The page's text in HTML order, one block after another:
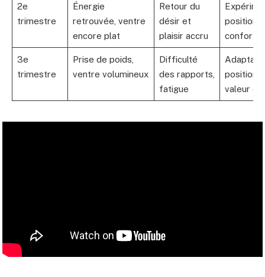
2e
trimestre
Énergie
retrouvée, ventre
encore plat
Retour du
désir et
plaisir accru
positions
3e
trimestre
Prise de poids,
ventre volumineux
Difficulté
des rapports,
fatigue
valeur